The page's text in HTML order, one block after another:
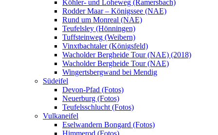
Köhler- und Loheweg (Ramersbach)
Rodder Maar – Königssee (NAE)
Rund um Monreal (NAE)
Teufelsley (Hönningen)
Tuffsteinweg (Weibern)
Vinxtbachtaler (Königsfeld)
Wacholder Bergheide Tour (NAE) (2018)
Wacholder Bergheide Tour (NAE)
Wingertsbergwand bei Mendig
Südeifel
Devon-Pfad (Fotos)
Neuerburg (Fotos)
Teufelsschlucht (Fotos)
Vulkaneifel
Eselwandern Bongard (Fotos)
Himmerod (Fotos)